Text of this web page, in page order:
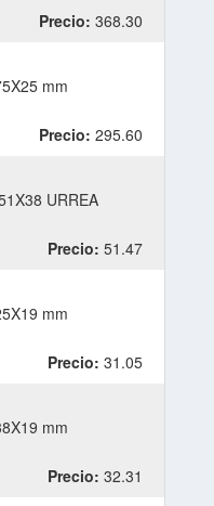
Precio: 368.30
mm
Precio: 295.60
URREA
Precio: 51.47
mm
Precio: 31.05
mm
Precio: 32.31